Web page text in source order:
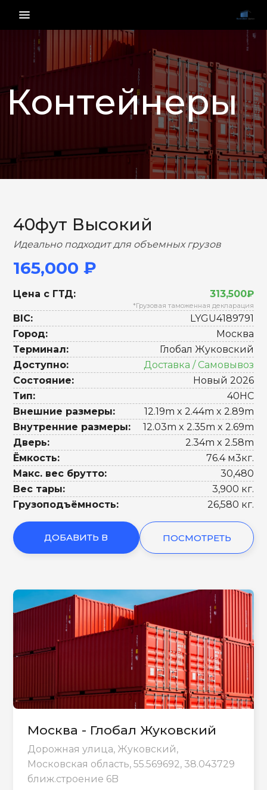
menu_vert
Контейнеры
НАЗАД ВПЕРЕД
40фут Высокий
Идеально подходит для объемных грузов
165,000 ₽
Цена с ГТД: 313,500₽
*Грузовая таможенная декларация
BIC:
LYGU4189791
Город:
Москва
Терминал:
Глобал Жуковский
Доступно:
Доставка / Самовывоз
Состояние:
Новый 2026
Тип:
40HC
Внешние размеры:
12.19m x 2.44m x 2.89m
Внутренние размеры:
12.03m x 2.35m x 2.69m
Дверь:
2.34m x 2.58m
Ёмкость:
76.4 м3кг.
Макс. вес брутто:
30,480
Вес тары:
3,900 кг.
Грузоподъёмность:
26,580 кг.
ДОБАВИТЬ В ПОСМОТРЕТЬ
Москва - Глобал Жуковский
Дорожная улица, Жуковский,
Московская область, 55.569692, 38.043729
ближ.строение 6B